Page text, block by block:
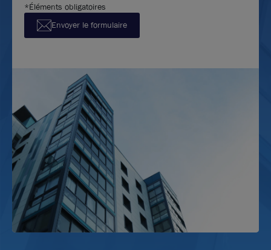
*Éléments obligatoires
Envoyer le formulaire